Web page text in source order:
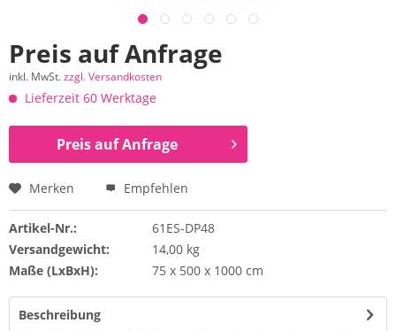
Preis auf Anfrage
inkl. MwSt.zzgl. Versandkosten
Lieferzeit 60 Werktage
Preis auf Anfrage
Merken Empfehlen
Artikel-Nr.:
61ES-DP48
Versandgewicht:
14,00 kg
Maße (LxBxH):
75 x 500 x 1000 cm
Beschreibung